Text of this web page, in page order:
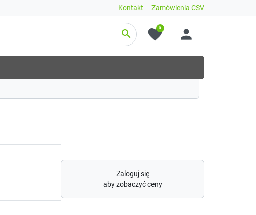
Zamówienia CSV
Kontakt
search favorite
0 person
Zaloguj się
aby zobaczyć ceny